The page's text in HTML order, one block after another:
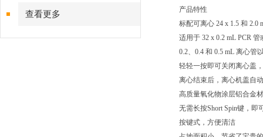
查看更多
产品特性
标配可离心 24 x 1.5 和 2.0
适用于 32 x 0.2 mL PCR
0.2、0.4 和 0.5 mL 离心管
轻轻一按即可关闭离心盖
离心结束后，离心机盖自
高质量氧化物涂层铝合金
无需长按Short Spin键，即
按键式，方便清洁